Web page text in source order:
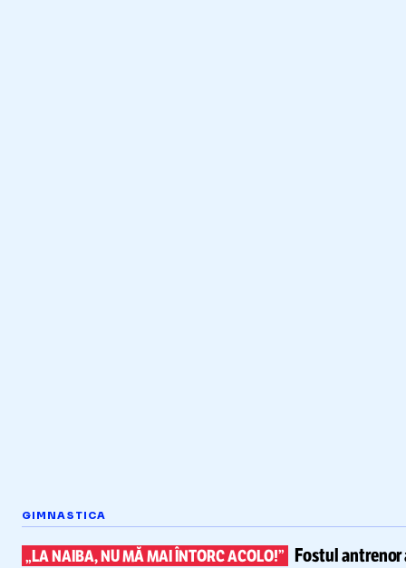
GIMNASTICA
„LA NAIBA, NU MĂ MAI ÎNTORC ACOLO!” Fostul